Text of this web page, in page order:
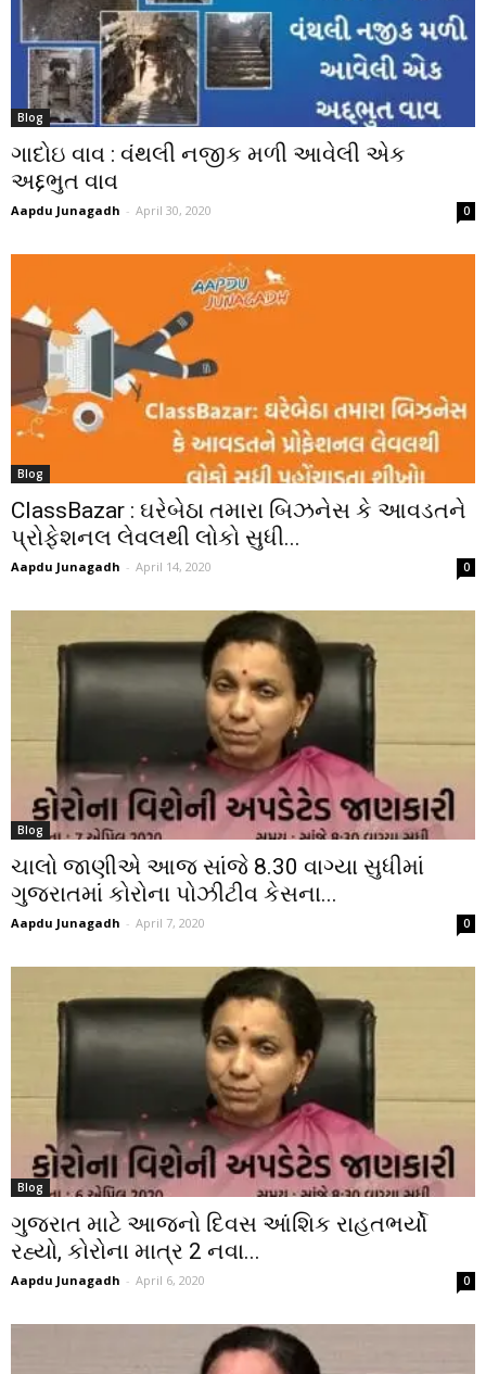
Blog
ગાદોઇ વાવ : વંથલી નજીક મળી આવેલી એક
અદ્દભુત વાવ
Aapdu Junagadh - April 30, 2020 0
Blog
ClassBazar : ઘરેબેઠા તમારા બિઝનેસ કે આવડતને
પ્રોફેશનલ લેવલથી લોકો સુધી...
Aapdu Junagadh - April 14, 2020 0
Blog
ચાલો જાણીએ આજ સાંજે 8.30 વાગ્યા સુધીમાં
ગુજરાતમાં કોરોના પોઝીટીવ કેસના...
Aapdu Junagadh - April 7, 2020 0
Blog
ગુજરાત માટે આજનો દિવસ આંશિક રાહતભર્યો
રહ્યો, કોરોના માત્ર 2 નવા...
Aapdu Junagadh - April 6, 2020 0